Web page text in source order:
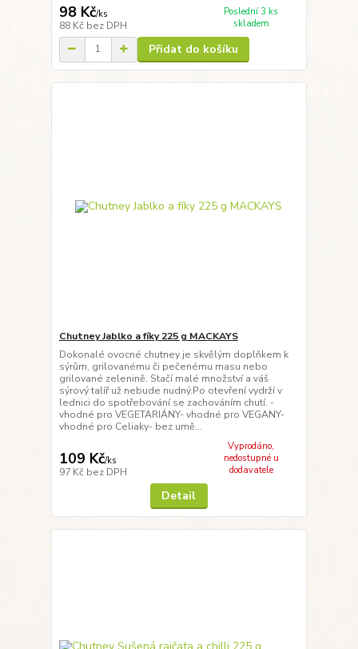
98 Kč/ks
88 Kč bez DPH
Poslední 3 ks
skladem
Přidat do košíku
Chutney Jablko a fíky 225 g MACKAYS
Dokonalé ovocné chutney je skvělým doplňkem k
sýrům, grilovanému či pečenému masu nebo
grilované zelenině. Stačí malé množství a váš
sýrový talíř už nebude nudný.Po otevření vydrží v
lednici do spotřebování se zachováním chutí. -
vhodné pro VEGETARIÁNY- vhodné pro VEGANY-
vhodné pro Celiaky- bez umě...
109 Kč/ks
97 Kč bez DPH
Vyprodáno,
nedostupné u
dodavatele
Detail